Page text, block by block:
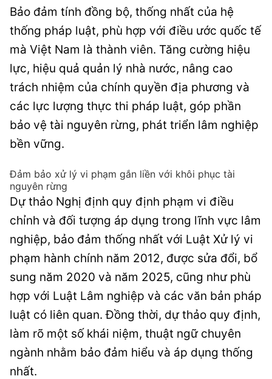
Bảo đảm tính đồng bộ, thống nhất của hệ
thống pháp luật, phù hợp với điều ước quốc tế
mà Việt Nam là thành viên. Tăng cường hiệu
lực, hiệu quả quản lý nhà nước, nâng cao
trách nhiệm của chính quyền địa phương và
các lực lượng thực thi pháp luật, góp phần
bảo vệ tài nguyên rừng, phát triển lâm nghiệp
bền vững.
Đảm bảo xử lý vi phạm gắn liền với khôi phục tài
nguyên rừng
Dự thảo Nghị định quy định phạm vi điều
chỉnh và đối tượng áp dụng trong lĩnh vực lâm
nghiệp, bảo đảm thống nhất với Luật Xử lý vi
phạm hành chính năm 2012, được sửa đổi, bổ
sung năm 2020 và năm 2025, cũng như phù
hợp với Luật Lâm nghiệp và các văn bản pháp
luật có liên quan. Đồng thời, dự thảo quy định,
làm rõ một số khái niệm, thuật ngữ chuyên
ngành nhằm bảo đảm hiểu và áp dụng thống
nhất.